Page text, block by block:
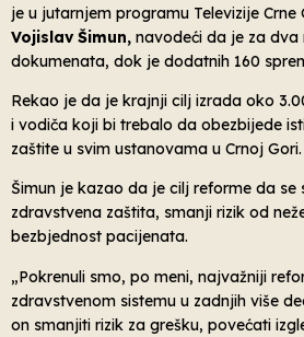
je u jutarnjem programu Televizije
Vojislav Šimun, navodeći da je za dva
dokumenata, dok je dodatnih 160
Rekao je da je krajnji cilj izrada oko
i vodiča koji bi trebalo da obezbijede
zaštite u svim ustanovama u Crnoj Gori.
Šimun je kazao da je cilj reforme da se
zdravstvena zaštita, smanji rizik od
bezbjednost pacijenata.
„Pokrenuli smo, po meni, najvažniji
zdravstvenom sistemu u zadnjih više
on smanjiti rizik za grešku, povećati